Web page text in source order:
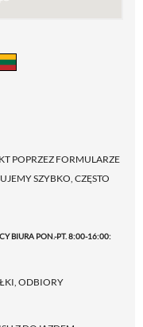
POPRZEZ FORMULARZE
SZYBKO, CZĘSTO
BIURA PON.-PT. 8:00-16:00:
ODBIORY